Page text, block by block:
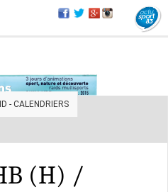
- CALENDRIERS
(H) /